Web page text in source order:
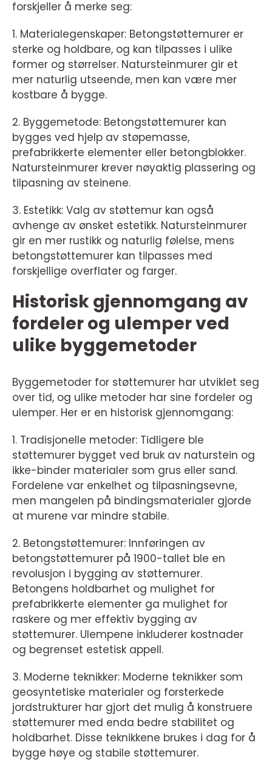
forskjeller å merke seg:
1. Materialegenskaper: Betongstøttemurer er
sterke og holdbare, og kan tilpasses i ulike
former og størrelser. Natursteinmurer gir et
mer naturlig utseende, men kan være mer
kostbare å bygge.
2. Byggemetode: Betongstøttemurer kan
bygges ved hjelp av støpemasse,
prefabrikkerte elementer eller betongblokker.
Natursteinmurer krever nøyaktig plassering og
tilpasning av steinene.
3. Estetikk: Valg av støttemur kan også
avhenge av ønsket estetikk. Natursteinmurer
gir en mer rustikk og naturlig følelse, mens
betongstøttemurer kan tilpasses med
forskjellige overflater og farger.
Historisk gjennomgang av
fordeler og ulemper ved
ulike byggemetoder
Byggemetoder for støttemurer har utviklet seg
over tid, og ulike metoder har sine fordeler og
ulemper. Her er en historisk gjennomgang:
1. Tradisjonelle metoder: Tidligere ble
støttemurer bygget ved bruk av naturstein og
ikke-binder materialer som grus eller sand.
Fordelene var enkelhet og tilpasningsevne,
men mangelen på bindingsmaterialer gjorde
at murene var mindre stabile.
2. Betongstøttemurer: Innføringen av
betongstøttemurer på 1900-tallet ble en
revolusjon i bygging av støttemurer.
Betongens holdbarhet og mulighet for
prefabrikkerte elementer ga mulighet for
raskere og mer effektiv bygging av
støttemurer. Ulempene inkluderer kostnader
og begrenset estetisk appell.
3. Moderne teknikker: Moderne teknikker som
geosyntetiske materialer og forsterkede
jordstrukturer har gjort det mulig å konstruere
støttemurer med enda bedre stabilitet og
holdbarhet. Disse teknikkene brukes i dag for å
bygge høye og stabile støttemurer.